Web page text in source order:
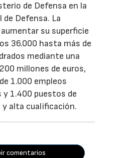
de Defensa en la
Defensa. La
su superficie
36.000 hasta más de
mediante una
millones de euros,
1.000 empleos
1.400 puestos de
y alta cualificación.
comentarios